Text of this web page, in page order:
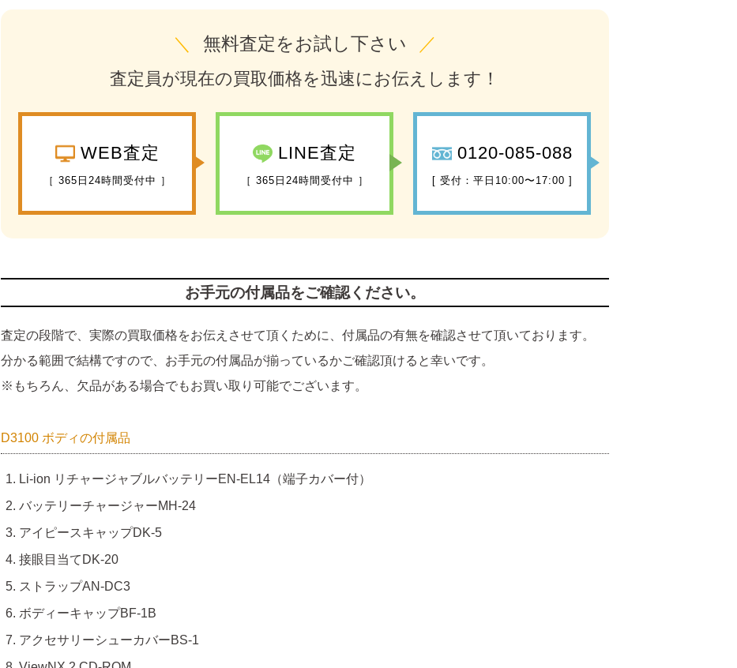
＼ 無料査定をお試し下さい ／
査定員が現在の買取価格を迅速にお伝えします！
WEB査定
［ 365日24時間受付中 ］
LINE査定
［ 365日24時間受付中 ］
0120-085-088
[ 受付：平日10:00〜17:00 ]
お手元の付属品をご確認ください。
査定の段階で、実際の買取価格をお伝えさせて頂くために、付属品の有無を確認させて頂いております。
分かる範囲で結構ですので、お手元の付属品が揃っているかご確認頂けると幸いです。
※もちろん、欠品がある場合でもお買い取り可能でございます。
D3100 ボディの付属品
Li-ion リチャージャブルバッテリーEN-EL14（端子カバー付）
バッテリーチャージャーMH-24
アイピースキャップDK-5
接眼目当てDK-20
ストラップAN-DC3
ボディーキャップBF-1B
アクセサリーシューカバーBS-1